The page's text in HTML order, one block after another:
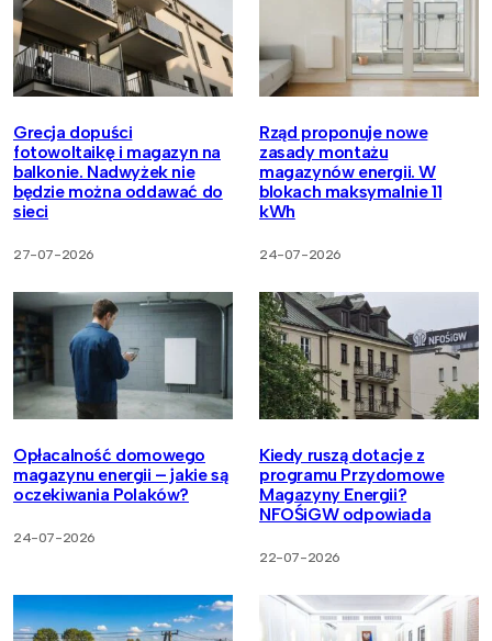
Grecja dopuści
fotowoltaikę i magazyn na
balkonie. Nadwyżek nie
będzie można oddawać do
sieci
27-07-2026
Rząd proponuje nowe
zasady montażu
magazynów energii. W
blokach maksymalnie 11
kWh
24-07-2026
Opłacalność domowego
magazynu energii – jakie są
oczekiwania Polaków?
24-07-2026
Kiedy ruszą dotacje z
programu Przydomowe
Magazyny Energii?
NFOŚiGW odpowiada
22-07-2026